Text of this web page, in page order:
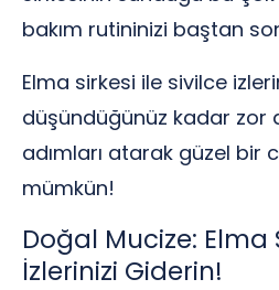
bakım rutininizi baştan
Elma sirkesi ile sivilce
düşündüğünüz kadar zor
adımları atarak güzel bir
mümkün!
Doğal Mucize: Elma
İzlerinizi Giderin!